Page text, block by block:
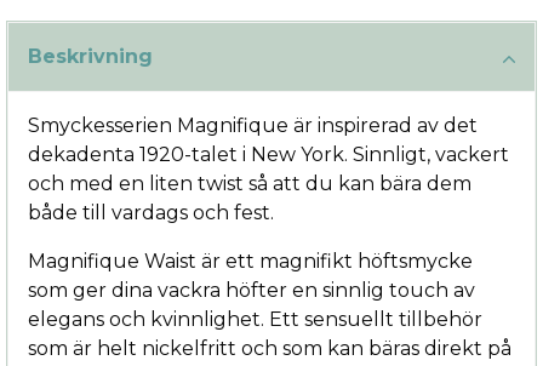
Beskrivning
Smyckesserien Magnifique är inspirerad av det
dekadenta 1920-talet i New York. Sinnligt, vackert
och med en liten twist så att du kan bära dem
både till vardags och fest.
Magnifique Waist är ett magnifikt höftsmycke
som ger dina vackra höfter en sinnlig touch av
elegans och kvinnlighet. Ett sensuellt tillbehör
som är helt nickelfritt och som kan bäras direkt på